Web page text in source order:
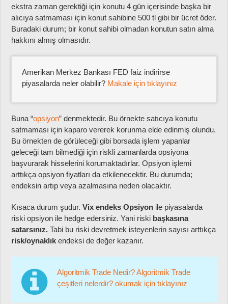
ekstra zaman gerektiği için konutu 4 gün içerisinde başka bir
alıcıya satmaması için konut sahibine 500 tl gibi bir ücret öder.
Buradaki durum; bir konut sahibi olmadan konutun satın alma
hakkını almış olmasıdır.
Amerikan Merkez Bankası FED faiz indirirse
piyasalarda neler olabilir? Makale için tıklayınız
Buna “opsiyon” denmektedir. Bu örnekte satıcıya konutu
satmaması için kaparo vererek korunma elde edinmiş olundu.
Bu örnekten de görüleceği gibi borsada işlem yapanlar
geleceği tam bilmediği için riskli zamanlarda opsiyona
başvurarak hisselerini korumaktadırlar. Opsiyon işlemi
arttıkça opsiyon fiyatları da etkilenecektir. Bu durumda;
endeksin artıp veya azalmasına neden olacaktır.
Kısaca durum şudur.Vix endeks Opsiyon ile piyasalarda
riski opsiyon ile hedge edersiniz. Yani riski başkasına
satarsınız. Tabi bu riski devretmek isteyenlerin sayısı arttıkça
risk/oynaklık endeksi de değer kazanır.
Algoritmik Trade Nedir? Algoritmik Trade
çeşitleri nelerdir? okumak için tıklayınız